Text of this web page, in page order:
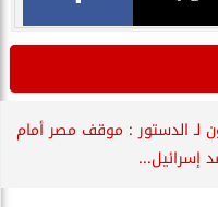
لـ الدستور : موقف مصر أمام
إسرائيل...